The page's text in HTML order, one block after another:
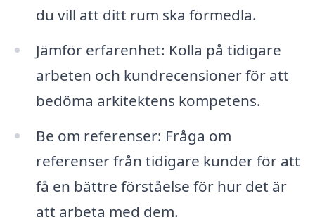
du vill att ditt rum ska förmedla.
Jämför erfarenhet: Kolla på tidigare
arbeten och kundrecensioner för att
bedöma arkitektens kompetens.
Be om referenser: Fråga om
referenser från tidigare kunder för att
få en bättre förståelse för hur det är
att arbeta med dem.